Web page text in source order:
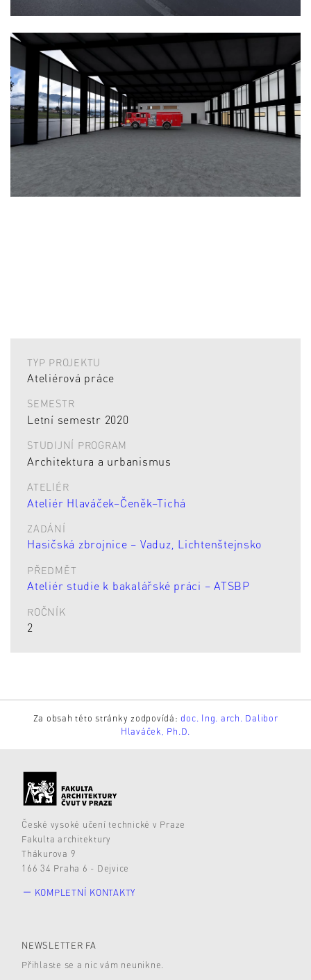
TYP PROJEKTU
Ateliérová práce
SEMESTR
Letní semestr 2020
STUDIJNÍ PROGRAM
Architektura a urbanismus
ATELIÉR
Ateliér Hlaváček–Čeněk–Tichá
ZADÁNÍ
Hasičská zbrojnice – Vaduz, Lichtenštejnsko
PŘEDMĚT
Ateliér studie k bakalářské práci – ATSBP
ROČNÍK
2
Za obsah této stránky zodpovídá:doc. Ing. arch. Dalibor
Hlaváček, Ph.D.
České vysoké učení technické v Praze
Fakulta architektury
Thákurova 9
166 34 Praha 6 - Dejvice
KOMPLETNÍ KONTAKTY
NEWSLETTER FA
Přihlaste se a nic vám neunikne.